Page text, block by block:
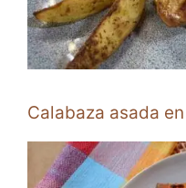
Calabaza asada